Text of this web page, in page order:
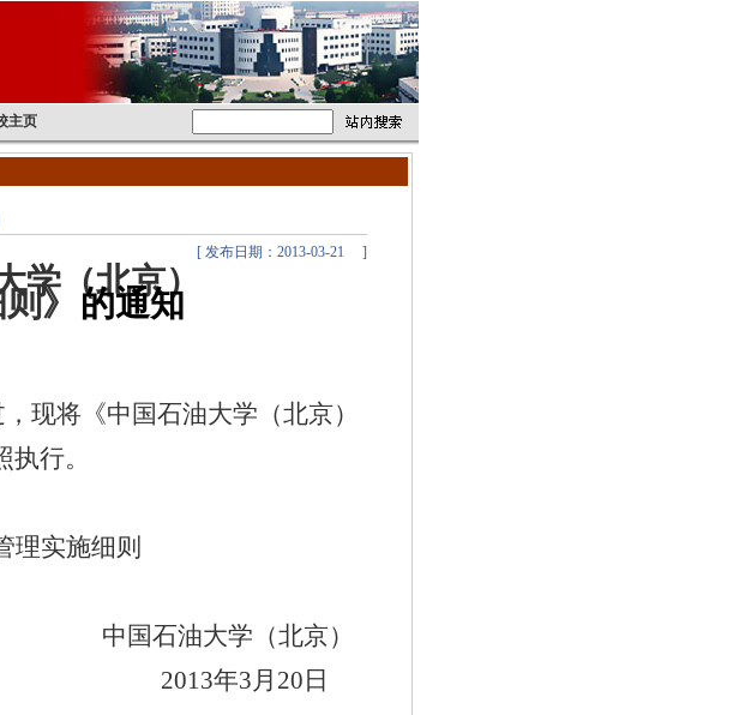
主页
[ 发布日期：2013-03-21 ]
学（北京）
》 的通知
现将《中国石油大学（北京）
行。
理实施细则
中国石油大学（北京）
2013年3 月 20 日